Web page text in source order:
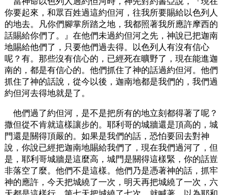
你要起來，和眾百姓過這約但河，往我所要賜給以色列人
的地去。凡你們腳掌所踏之地，我都照著我所應許摩西的
話賜給你們了。』在他們未過約但河之先，神說已把迦南
地賜給他們了，只要他們過去得。以色列人有沒有信心
呢？有。那些沒有信心的，已經死在曠野了，現在能進迦
南的，都是有信心的。他們抓住了神的話過約但河。他們
抓住了神的話說，從今以後，迦南地都是我們的，我們過
約但河去得地就是了。
他們過了約但河，是不是把所有的地立刻都得著了呢？
撒但從不肯就這樣讓步的。耶利哥的城牆還是頂高的，城
門還是關得頂嚴的。如果是我們的話，恐怕要回去對神
說，你說已經把迦南地賜給我們了，現在我們過河了，但
是，耶利哥城牆是這麼高，城門是關得這樣緊，你的話豈
非落空了麼。他們不是這樣。他們乃是憑著神的話，抓牢
神的應許，今天把城繞了一次，明天再把城繞了一次，六